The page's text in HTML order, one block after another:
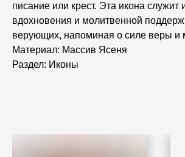
писание или крест. Эта икона служит
вдохновения и молитвенной
верующих, напоминая о силе веры и
Материал: Массив Ясеня
Раздел: Иконы